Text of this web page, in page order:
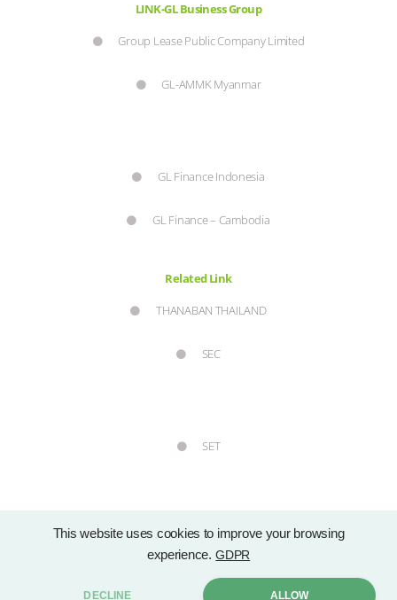
This website uses cookies to improve your browsing
experience. GDPR
DECLINE ALLOW
LINK-GL Business Group
Group Lease Public Company Limited
GL-AMMK Myanmar
GL Finance Indonesia
GL Finance – Cambodia
Related Link
THANABAN THAILAND
SEC
SET
Copyright © 2021 Group Lease Public Company Limited. by . All rights